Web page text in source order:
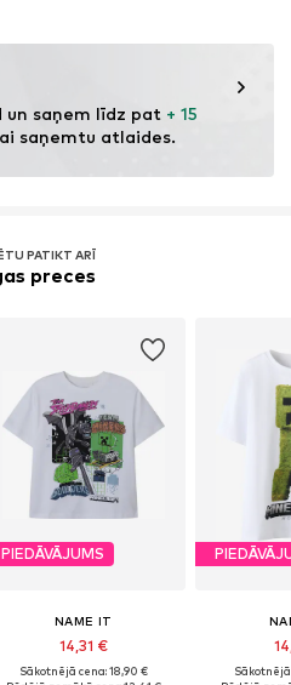
kas audzētas, lai
no ģenētiskās
ūdens un ķīmiskā mēslojuma
un saņem līdz pat + 15
saņemtu atlaides.
PATIKT ARĪ
preces
PIEDĀVĀJUMS
NAME IT
14,31 €
Sākotnējā cena: 18,90 €
Sākotnējā